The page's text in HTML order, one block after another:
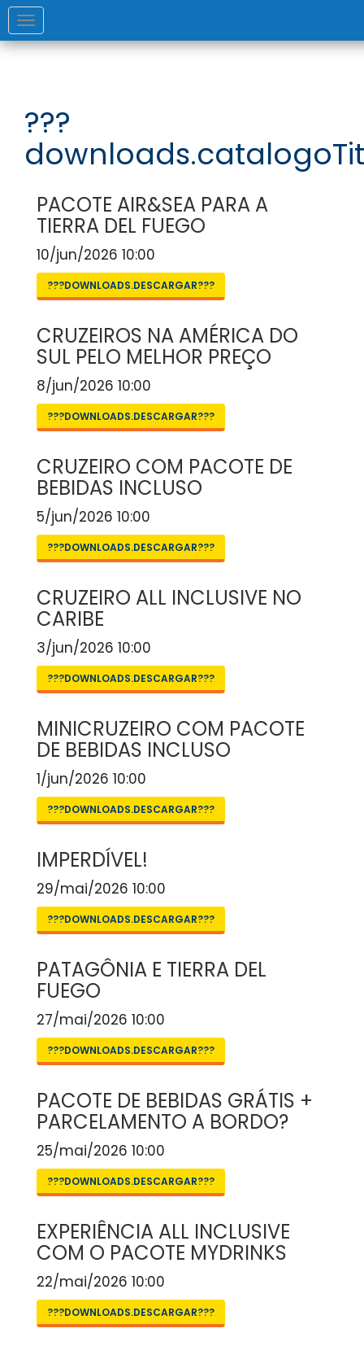
Toggle
navigation
???
PACOTE AIR&SEA PARA A
TIERRA DEL FUEGO
10/jun/2026 10:00
???DOWNLOADS.DESCARGAR???
CRUZEIROS NA AMÉRICA DO
SUL PELO MELHOR PREÇO
8/jun/2026 10:00
???DOWNLOADS.DESCARGAR???
CRUZEIRO COM PACOTE DE
BEBIDAS INCLUSO
5/jun/2026 10:00
???DOWNLOADS.DESCARGAR???
CRUZEIRO ALL INCLUSIVE NO
CARIBE
3/jun/2026 10:00
???DOWNLOADS.DESCARGAR???
MINICRUZEIRO COM PACOTE
DE BEBIDAS INCLUSO
1/jun/2026 10:00
???DOWNLOADS.DESCARGAR???
IMPERDÍVEL!
29/mai/2026 10:00
???DOWNLOADS.DESCARGAR???
PATAGÔNIA E TIERRA DEL
FUEGO
27/mai/2026 10:00
???DOWNLOADS.DESCARGAR???
PACOTE DE BEBIDAS GRÁTIS +
PARCELAMENTO A BORDO?
25/mai/2026 10:00
???DOWNLOADS.DESCARGAR???
EXPERIÊNCIA ALL INCLUSIVE
COM O PACOTE MYDRINKS
22/mai/2026 10:00
???DOWNLOADS.DESCARGAR???